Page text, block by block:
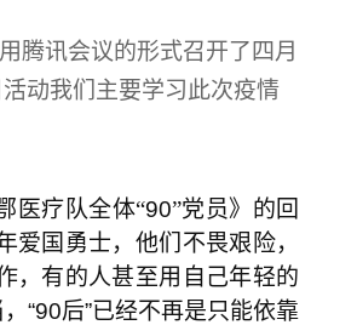
腾讯会议的形式召开了四月
动我们主要学习此次疫情
医疗队全体“90”党员》的回
国勇士，他们不畏艰险，
，有的人甚至用自己年轻的
“90后”已经不再是只能依靠